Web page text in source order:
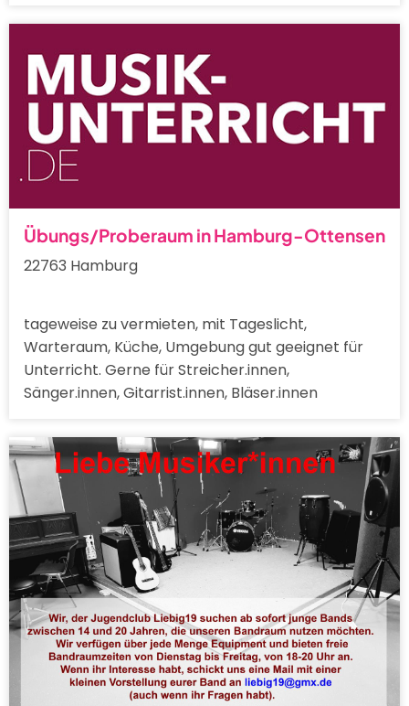
Übungs/Proberaum in Hamburg-Ottensen
22763 Hamburg
tageweise zu vermieten, mit Tageslicht,
Warteraum, Küche, Umgebung gut geeignet für
Unterricht. Gerne für Streicher.innen,
Sänger.innen, Gitarrist.innen, Bläser.innen